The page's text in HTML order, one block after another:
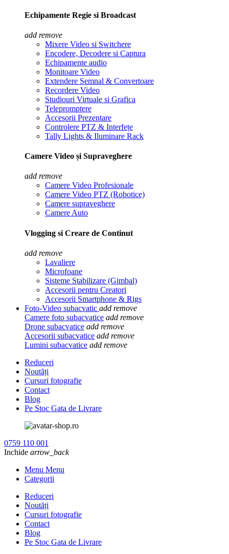
Echipamente Regie si Broadcast
add remove
Mixere Video si Switchere
Encodere, Decodere si Captura
Echipamente audio
Monitoare Video
Extendere Semnal & Convertoare
Recordere Video
Studiouri Virtuale si Grafica
Telepromptere
Accesorii Prezentare
Controlere PTZ & Interfețe
Tally Lights & Iluminare Rack
Camere Video și Supraveghere
add remove
Camere Video Profesionale
Camere Video PTZ (Robotice)
Camere supraveghere
Camere Auto
Vlogging si Creare de Continut
add remove
Lavaliere
Microfoane
Sisteme Stabilizare (Gimbal)
Accesorii pentru Creatori
Accesorii Smartphone & Rigs
Foto-Video subacvatic add remove
Camere foto subacvatice add remove
Drone subacvatice add remove
Accesorii subacvatice add remove
Lumini subacvatice add remove
Reduceri
Noutăți
Cursuri fotografie
Contact
Blog
Pe Stoc Gata de Livrare
0759 110 001
Inchide arrow_back
Menu Menu
Categorii
Reduceri
Noutăți
Cursuri fotografie
Contact
Blog
Pe Stoc Gata de Livrare